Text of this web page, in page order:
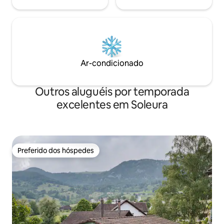
Ar-condicionado
Outros aluguéis por temporada
excelentes em Soleura
Preferido dos hóspedes
Preferido dos hóspedes